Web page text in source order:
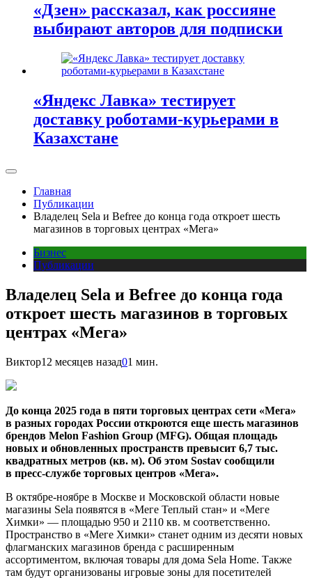
«Дзен» рассказал, как россияне
выбирают авторов для подписки
«Яндекс Лавка» тестирует
доставку роботами-курьерами в
Казахстане
Главная
Публикации
Владелец Sela и Befree до конца года откроет шесть
магазинов в торговых центрах «Мега»
Бизнес
Публикации
Владелец Sela и Befree до конца года
откроет шесть магазинов в торговых
центрах «Мега»
Виктор12 месяцев назад01 мин.
До конца 2025 года в пяти торговых центрах сети «Мега»
в разных городах России откроются еще шесть магазинов
брендов Melon Fashion Group (MFG). Общая площадь
новых и обновленных пространств превысит 6,7 тыс.
квадратных метров (кв. м). Об этом Sostav сообщили
в пресс-службе торговых центров «Мега».
В октябре-ноябре в Москве и Московской области новые
магазины Sela появятся в «Меге Теплый стан» и «Меге
Химки» — площадью 950 и 2110 кв. м соответственно.
Пространство в «Меге Химки» станет одним из десяти новых
флагманских магазинов бренда с расширенным
ассортиментом, включая товары для дома Sela Home. Также
там будут организованы игровые зоны для посетителей